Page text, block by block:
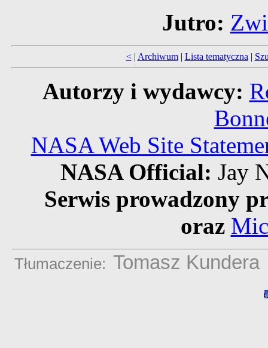
Jutro:
<| Archiwum| Lista tematyczna |
Autorzy i wydawcy:
NASA Web Site
NASA Official: Jay
Serwis prowadzony
oraz
Tłumaczenie: Tomasz Kundera